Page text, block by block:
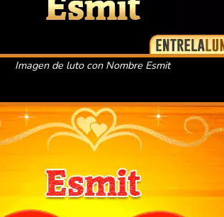
Imagen de luto con Nombre Esmit